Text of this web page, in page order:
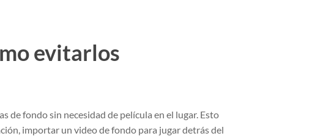
evitarlos
de fondo sin necesidad de película en el lugar. Esto
importar un video de fondo para jugar detrás del